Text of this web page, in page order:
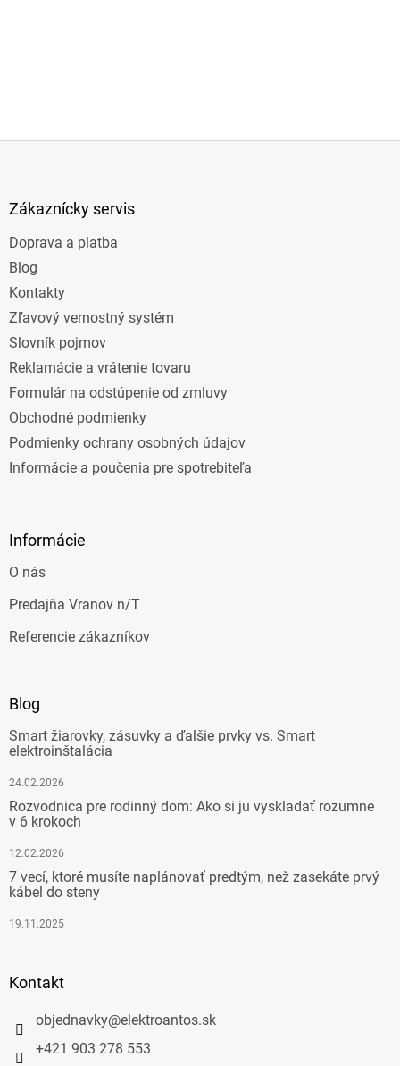
Zákaznícky servis
Doprava a platba
Blog
Kontakty
Zľavový vernostný systém
Slovník pojmov
Reklamácie a vrátenie tovaru
Formulár na odstúpenie od zmluvy
Obchodné podmienky
Podmienky ochrany osobných údajov
Informácie a poučenia pre spotrebiteľa
Informácie
O nás
Predajňa Vranov n/T
Referencie zákazníkov
Blog
Smart žiarovky, zásuvky a ďalšie prvky vs. Smart
elektroinštalácia
24.02.2026
Rozvodnica pre rodinný dom: Ako si ju vyskladať rozumne
v 6 krokoch
12.02.2026
7 vecí, ktoré musíte naplánovať predtým, než zasekáte prvý
kábel do steny
19.11.2025
Kontakt
objednavky@elektroantos.sk
+421 903 278 553